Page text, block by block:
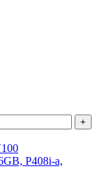
+
P408i-a,